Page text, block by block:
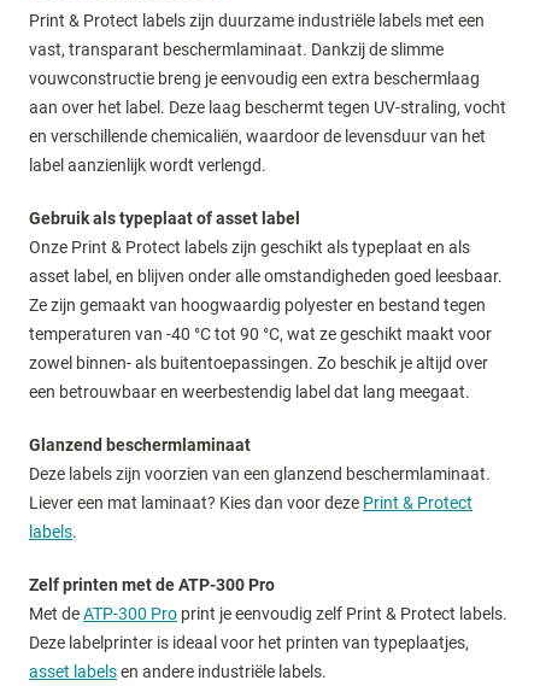
Print & Protect labels zijn duurzame industriële labels met een
vast, transparant beschermlaminaat. Dankzij de slimme
vouwconstructie breng je eenvoudig een extra beschermlaag
aan over het label. Deze laag beschermt tegen UV-straling, vocht
en verschillende chemicaliën, waardoor de levensduur van het
label aanzienlijk wordt verlengd.
Gebruik als typeplaat of asset label
Onze Print & Protect labels zijn geschikt als typeplaat en als
asset label, en blijven onder alle omstandigheden goed leesbaar.
Ze zijn gemaakt van hoogwaardig polyester en bestand tegen
temperaturen van -40 °C tot 90 °C, wat ze geschikt maakt voor
zowel binnen- als buitentoepassingen. Zo beschik je altijd over
een betrouwbaar en weerbestendig label dat lang meegaat.
Glanzend beschermlaminaat
Deze labels zijn voorzien van een glanzend beschermlaminaat.
Liever een mat laminaat? Kies dan voor deze Print & Protect
labels.
Zelf printen met de ATP-300 Pro
Met deATP-300 Pro print je eenvoudig zelf Print & Protect labels.
Deze labelprinter is ideaal voor het printen van typeplaatjes,
asset labelsen andere industriële labels.